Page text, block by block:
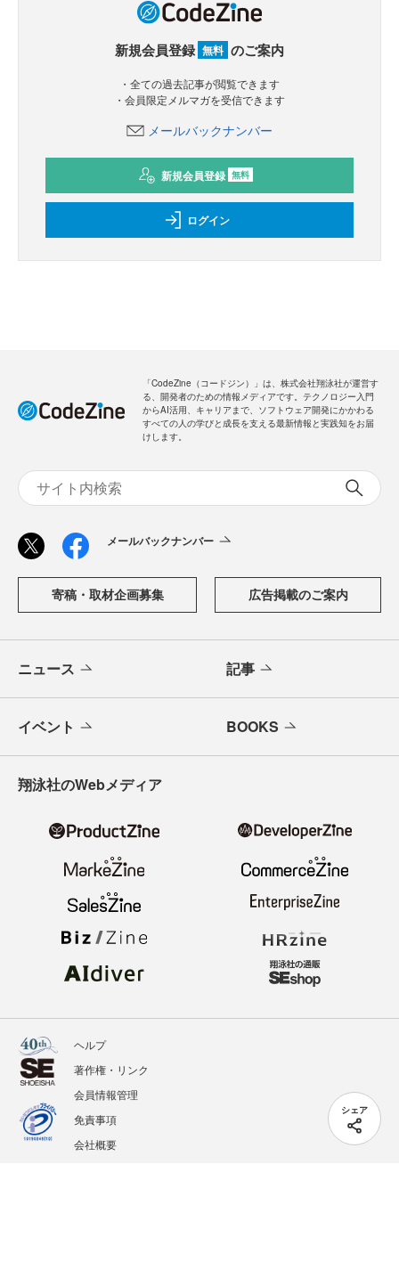
シェア
新規会員登録 無料 のご案内
・全ての過去記事が閲覧できます
・会員限定メルマガを受信できます
メールバックナンバー
新規会員登録 無料
ログイン
「CodeZine（コードジン）」は、株式会社翔泳社が運営す
る、開発者のための情報メディアです。テクノロジー入門
からAI活用、キャリアまで、ソフトウェア開発にかかわる
すべての人の学びと成長を支える最新情報と実践知をお届
けします。
メールバックナンバー
寄稿・取材企画募集 広告掲載のご案内
ニュース 記事
イベント BOOKS
翔泳社のWebメディア
ヘルプ
著作権・リンク
会員情報管理
免責事項
会社概要